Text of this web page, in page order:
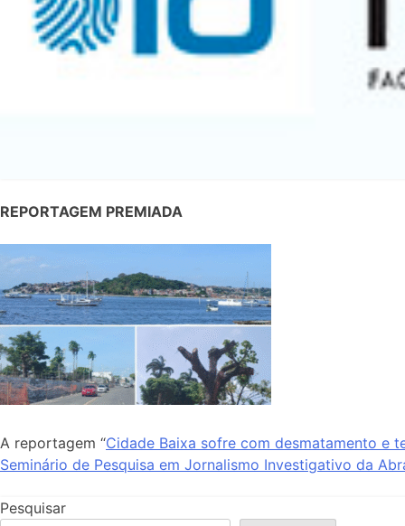
REPORTAGEM PREMIADA
A reportagem “Cidade Baixa sofre com desmatamento e
Seminário de Pesquisa em Jornalismo Investigativo da
Pesquisar